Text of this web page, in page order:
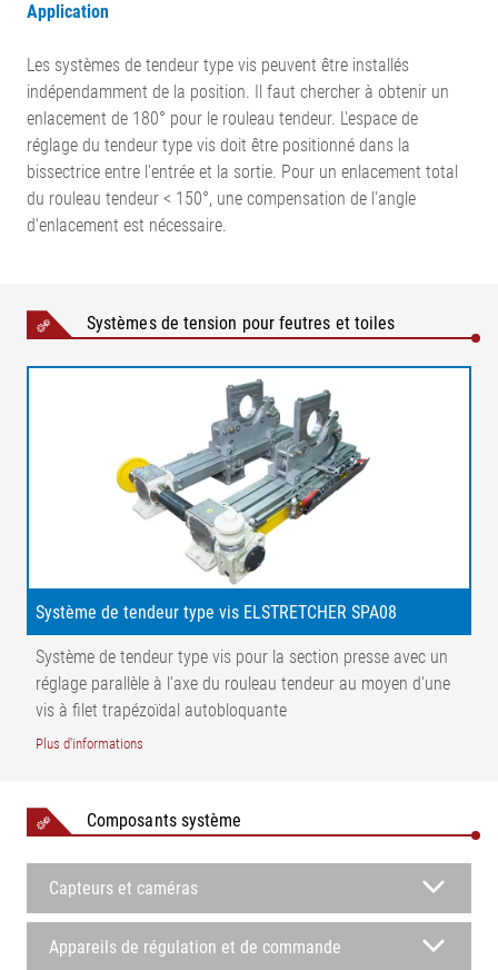
Application
Les systèmes de tendeur type vis peuvent être installés
indépendamment de la position. Il faut chercher à obtenir un
enlacement de 180° pour le rouleau tendeur. L'espace de
réglage du tendeur type vis doit être positionné dans la
bissectrice entre l'entrée et la sortie. Pour un enlacement total
du rouleau tendeur < 150°, une compensation de l'angle
d'enlacement est nécessaire.
Légende
palier | FB = Tension du tapis | FS = Puissance de réglage
tapis résultante | 1 = Tendeur type vis | 2 = Rouleau d'entrée | 3
= Rouleau tendeur | 4 = Capteur de tension | 5 = Rouleau de
sortie | A-A = Répartition de la tension du tapis | s = Trajet de
tension | α, β = Angles d'entrée et de sortie
Systèmes de tension pour feutres et toiles
Système de tendeur type vis ELSTRETCHER SPA08
Système de tendeur type vis pour la section presse avec un
réglage parallèle à l'axe du rouleau tendeur au moyen d'une
vis à filet trapézoïdal autobloquante
Plus d'informations
Composants système
Capteurs et caméras
Appareils de régulation et de commande